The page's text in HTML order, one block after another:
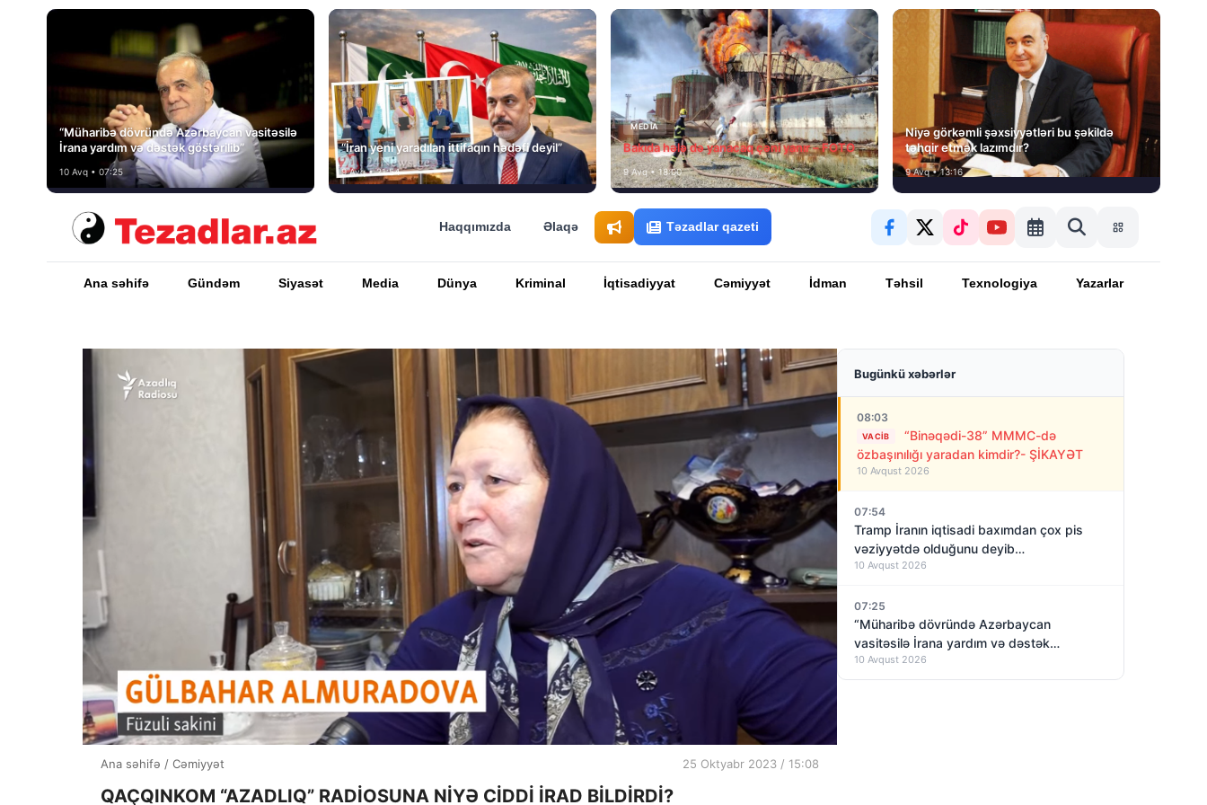
“Müharibə dövründə Azərbaycan vasitəsilə
İrana yardım və dəstək göstərilib”
10 Avq • 07:25
“İran yeni yaradılan ittifaqın hədəfi deyil”
9 Avq • 21:54
MEDİA
Bakıda hələ də yanacaq çəni yanır – FOTO
9 Avq • 18:00
Niyə görkəmli şəxsiyyətləri bu şəkildə
təhqir etmək lazımdır?
9 Avq • 13:16
Haqqımızda Əlaqə Təzadlar qazeti
Ana səhifə Gündəm Siyasət Media Dünya Kriminal İqtisadiyyat Cəmiyyət İdman Təhsil Texnologiya Yazarlar
Ana səhifə / Cəmiyyət 25 Oktyabr 2023 / 15:08
QAÇQINKOM “AZADLIQ” RADİOSUNA NİYƏ CİDDİ İRAD BİLDİRDİ?
Bugünkü xəbərlər
08:03
VACIB
“Binəqədi-38” MMMC-də
özbaşınılığı yaradan kimdir?- ŞİKAYƏT
10 Avqust 2026
07:54
Tramp İranın iqtisadi baxımdan çox pis
vəziyyətdə olduğunu deyib…
10 Avqust 2026
07:25
“Müharibə dövründə Azərbaycan
vasitəsilə İrana yardım və dəstək
göstərilib”
10 Avqust 2026